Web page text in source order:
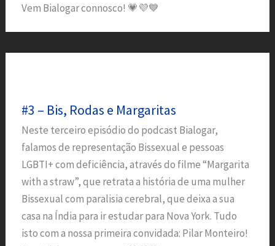
Vem Bialogar connosco! 💗💜💙
#3 – Bis, Rodas e Margaritas
Neste terceiro episódio do podcast Bialogar,
falamos de representação Bissexual e pessoas
LGBTI+ com deficiência, através do filme “Margarita
with a straw”, que retrata a história de uma mulher
Bissexual com paralisia cerebral, que deixa a sua
casa na Índia para ir estudar para Nova York. Tudo
isto com a nossa primeira convidada: Pilar Monteiro!